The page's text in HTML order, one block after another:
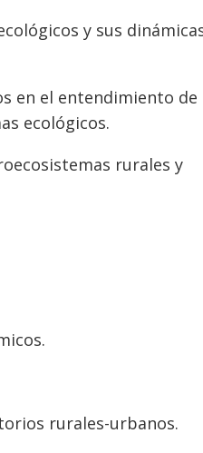
y sus
en el entendimiento de
ecológicos.
rurales y
rurales-urbanos.